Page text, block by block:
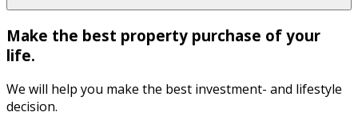
Make the best property purchase of your
life.
We will help you make the best investment- and lifestyle
decision.